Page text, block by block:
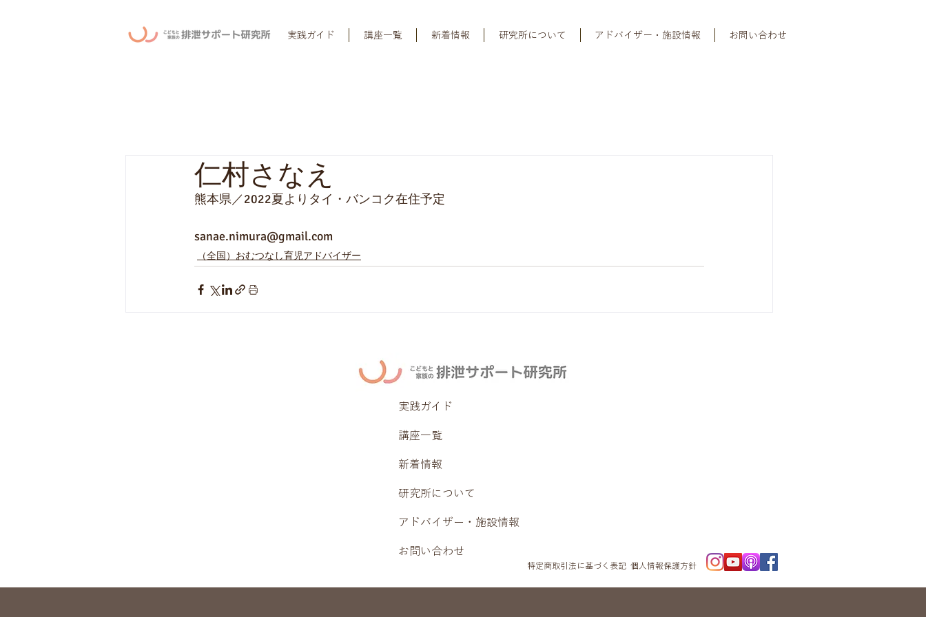
実践ガイド 講座一覧 新着情報 研究所について アドバイザー・施設情報 お問い合わせ
仁村さなえ
熊本県／2022夏よりタイ・バンコク在住予定
sanae.nimura@gmail.com
（全国）おむつなし育児アドバイザー
実践ガイド
講座一覧
新着情報
研究所について
アドバイザー・施設情報
お問い合わせ
特定商取引法に基づく表記 個人情報保護方針